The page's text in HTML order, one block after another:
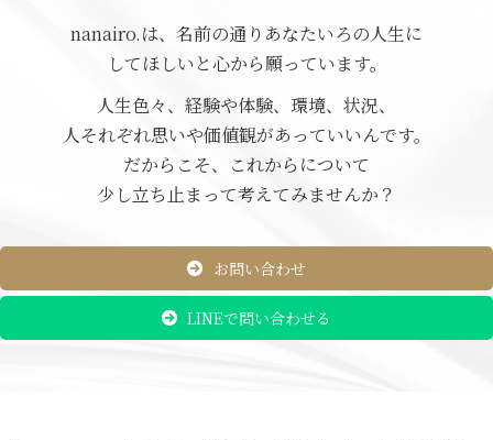
nanairo.は、名前の通りあなたいろの人生に
してほしいと心から願っています。
人生色々、経験や体験、環境、状況、
人それぞれ思いや価値観があっていいんです。
だからこそ、これからについて
少し立ち止まって考えてみませんか？
お問い合わせ
LINEで問い合わせる